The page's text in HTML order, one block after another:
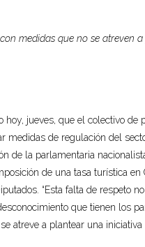
medidas que no se atreven
hoy, jueves, que el colectivo de
medidas de regulación del
de la parlamentaria
de una tasa turística en
“Esta falta de respeto
que tienen los
atreve a plantear una